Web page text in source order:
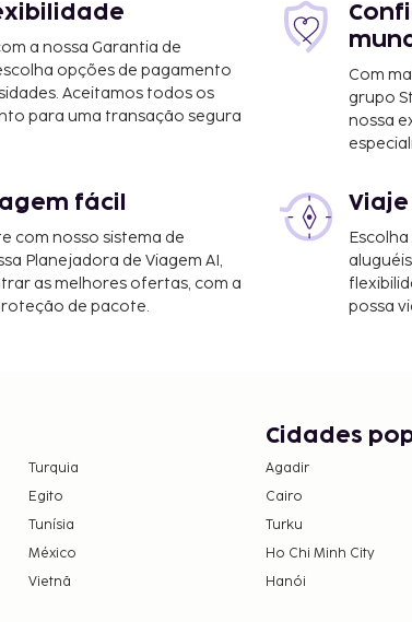
a nossa Garantia de
opções de pagamento
Aceitamos todos os
para uma transação segura
Com
grupo
nossa
fácil
com nosso sistema de
Planejadora de Viagem AI,
as melhores ofertas, com a
de pacote.
possa
Turquia
Egito
Tunísia
México
Vietnã
Cidades
Agadir
Cairo
Turku
Ho Chi Minh City
Hanói